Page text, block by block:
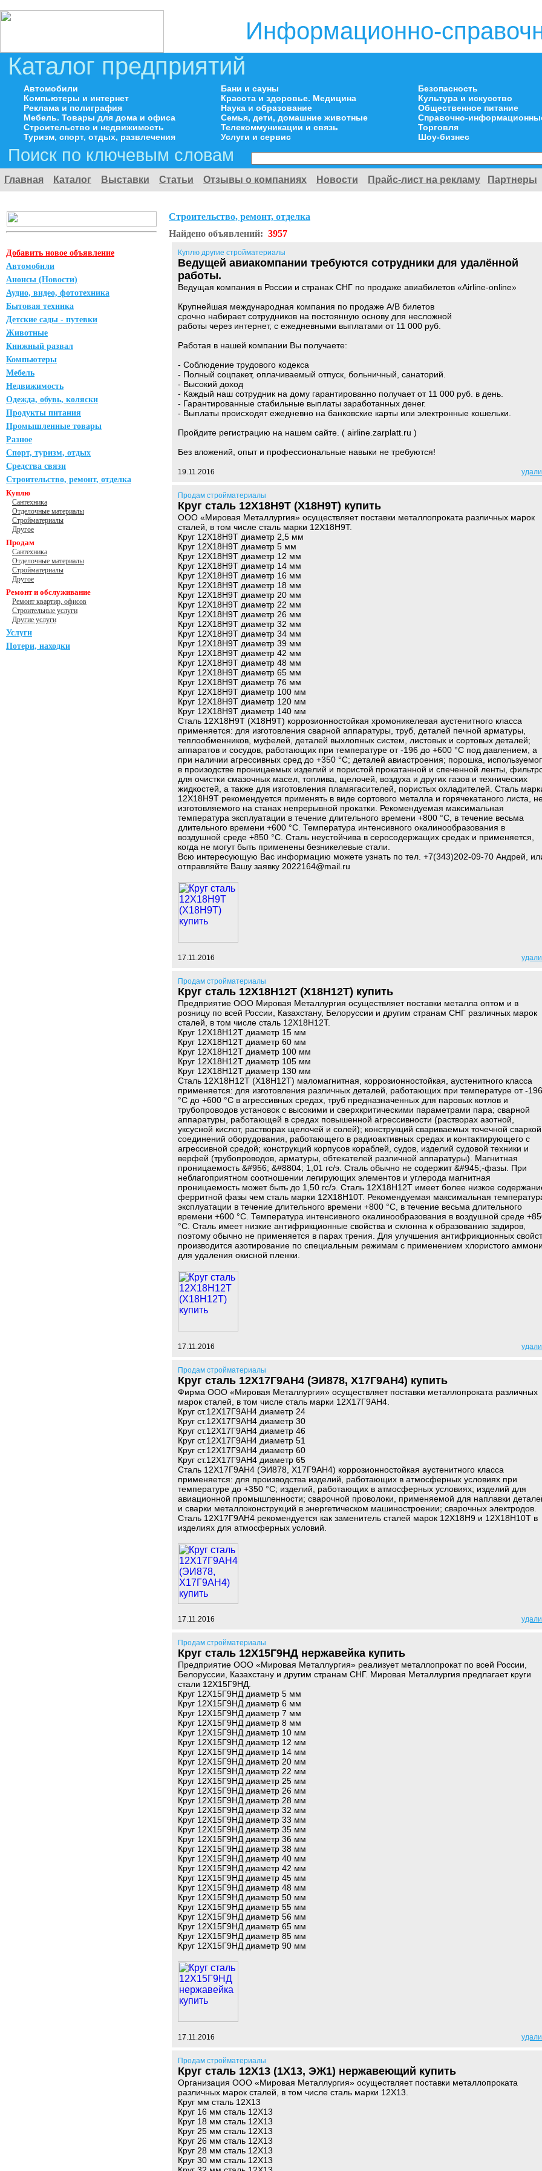
Информационно-
Каталог предприятий
Автомобили
Компьютеры и интернет
Реклама и полиграфия
Мебель. Товары для дома и офиса
Строительство и недвижимость
Туризм, спорт, отдых, развлечения
Бани и сауны
Красота и здоровье. Медицина
Наука и образование
Семья, дети, домашние животные
Телекоммуникации и связь
Услуги и сервис
Безопасность
Культура и искусство
Общественное питание
Справочно-
Торговля
Шоу-бизнес
Поиск по ключевым словам
Главная Каталог Выставки Статьи Отзывы о компаниях Новости Прайс-лист на рекламу Партнеры
Добавить новое объявление
Автомобили
Анонсы (Новости)
Аудио, видео, фототехника
Бытовая техника
Детские сады - путевки
Животные
Книжный развал
Компьютеры
Мебель
Недвижимость
Одежда, обувь, коляски
Продукты питания
Промышленные товары
Разное
Спорт, туризм, отдых
Средства связи
Строительство, ремонт, отделка
Куплю
Сантехника
Отделочные материалы
Стройматериалы
Другое
Продам
Сантехника
Отделочные материалы
Стройматериалы
Другое
Ремонт и обслуживание
Ремонт квартир, офисов
Строительные услуги
Другие услуги
Услуги
Потери, находки
Строительство, ремонт, отделка
Найдено объявлений: 3957
Куплю другие стройматериалы
Ведущей авиакомпании требуются сотрудники для удалённой
работы.
Ведущая компания в России и странах СНГ по продаже авиабилетов «Airline-online»
Крупнейшая международная компания по продаже А/В билетов
срочно набирает сотрудников на постоянную основу для несложной
работы через интернет, с ежедневными выплатами от 11 000 руб.
Работая в нашей компании Вы получаете:
- Соблюдение трудового кодекса
- Полный соцпакет, оплачиваемый отпуск, больничный, санаторий.
- Высокий доход
- Каждый наш сотрудник на дому гарантированно получает от 11 000 руб. в день.
- Гарантированные стабильные выплаты заработанных денег.
- Выплаты происходят ежедневно на банковские карты или электронные кошельки.
Пройдите регистрацию на нашем сайте. ( airline.zarplatt.ru )
Без вложений, опыт и профессиональные навыки не требуются!
19.11.2016
Продам стройматериалы
Круг сталь 12Х18Н9Т (Х18Н9Т) купить
ООО «Мировая Металлургия» осуществляет поставки металлопроката различных марок
сталей, в том числе сталь марки 12Х18Н9Т.
Круг 12Х18Н9Т диаметр 2,5 мм
Круг 12Х18Н9Т диаметр 5 мм
Круг 12Х18Н9Т диаметр 12 мм
Круг 12Х18Н9Т диаметр 14 мм
Круг 12Х18Н9Т диаметр 16 мм
Круг 12Х18Н9Т диаметр 18 мм
Круг 12Х18Н9Т диаметр 20 мм
Круг 12Х18Н9Т диаметр 22 мм
Круг 12Х18Н9Т диаметр 26 мм
Круг 12Х18Н9Т диаметр 32 мм
Круг 12Х18Н9Т диаметр 34 мм
Круг 12Х18Н9Т диаметр 39 мм
Круг 12Х18Н9Т диаметр 42 мм
Круг 12Х18Н9Т диаметр 48 мм
Круг 12Х18Н9Т диаметр 65 мм
Круг 12Х18Н9Т диаметр 76 мм
Круг 12Х18Н9Т диаметр 100 мм
Круг 12Х18Н9Т диаметр 120 мм
Круг 12Х18Н9Т диаметр 140 мм
Сталь 12Х18Н9Т (Х18Н9Т) коррозионностойкая хромоникелевая аустенитного класса
применяется: для изготовления сварной аппаратуры, труб, деталей печной арматуры,
теплообменников, муфелей, деталей выхлопных систем, листовых и сортовых деталей;
аппаратов и сосудов, работающих при температуре от -196 до +600 °С под давлением, а
при наличии агрессивных сред до +350 °С; деталей авиастроения; порошка,
в произодстве проницаемых изделий и пористой прокатанной и спеченной ленты,
для очистки смазочных масел, топлива, щелочей, воздуха и других газов и технических
жидкостей, а также для изготовления пламягасителей, пористых охладителей. Сталь
12Х18Н9Т рекомендуется применять в виде сортового металла и горячекатаного листа,
изготовляемого на станах непрерывной прокатки. Рекомендуемая максимальная
температура эксплуатации в течение длительного времени +800 °C, в течение весьма
длительного времени +600 °C. Температура интенсивного окалинообразования в
воздушной среде +850 °C. Сталь неустойчива в серосодержащих средах и применяется,
когда не могут быть применены безникелевые стали.
Всю интересующую Вас информацию можете узнать по тел. +7(343)202-09-70 Андрей,
отправляйте Вашу заявку 2022164@mail.ru
17.11.2016
Продам стройматериалы
Круг сталь 12Х18Н12Т (Х18Н12Т) купить
Предприятие ООО Мировая Металлургия осуществляет поставки металла оптом и в
розницу по всей России, Казахстану, Белоруссии и другим странам СНГ различных марок
сталей, в том числе сталь 12Х18Н12Т.
Круг 12Х18Н12Т диаметр 15 мм
Круг 12Х18Н12Т диаметр 60 мм
Круг 12Х18Н12Т диаметр 100 мм
Круг 12Х18Н12Т диаметр 105 мм
Круг 12Х18Н12Т диаметр 130 мм
Сталь 12Х18Н12Т (Х18Н12Т) маломагнитная, коррозионностойкая, аустенитного класса
применяется: для изготовления различных деталей, работающих при температуре от -196
°C до +600 °С в агрессивных средах, труб предназначенных для паровых котлов и
трубопроводов установок с высокими и сверхкритическими параметрами пара; сварной
аппаратуры, работающей в средах повышенной агрессивности (растворах азотной,
уксусной кислот, растворах щелочей и солей); конструкций свариваемых точечной
соединений оборудования, работающего в радиоактивных средах и контактирующего с
агрессивной средой; конструкций корпусов кораблей, судов, изделий судовой техники и
верфей (трубопроводов, арматуры, обтекателей различной аппаратуры). Магнитная
проницаемость &#956; &#8804; 1,01 гс/э. Сталь обычно не содержит &#945;-фазы. При
неблагоприятном соотношении легирующих элементов и углерода магнитная
проницаемость может быть до 1,50 гс/э. Сталь 12Х18Н12Т имеет более низкое
ферритной фазы чем сталь марки 12Х18Н10Т. Рекомендуемая максимальная
эксплуатации в течение длительного времени +800 °C, в течение весьма длительного
времени +600 °C. Температура интенсивного окалинообразования в воздушной среде
°C. Сталь имеет низкие антифрикционные свойства и склонна к образованию задиров,
поэтому обычно не применяется в парах трения. Для улучшения антифрикционных
производится азотирование по специальным режимам с применением хлористого
для удаления окисной пленки.
17.11.2016
Продам стройматериалы
Круг сталь 12Х17Г9АН4 (ЭИ878, Х17Г9АН4) купить
Фирма ООО «Мировая Металлургия» осуществляет поставки металлопроката различных
марок сталей, в том числе сталь марки 12Х17Г9АН4.
Круг ст.12Х17Г9АН4 диаметр 24
Круг ст.12Х17Г9АН4 диаметр 30
Круг ст.12Х17Г9АН4 диаметр 46
Круг ст.12Х17Г9АН4 диаметр 51
Круг ст.12Х17Г9АН4 диаметр 60
Круг ст.12Х17Г9АН4 диаметр 65
Сталь 12Х17Г9АН4 (ЭИ878, Х17Г9АН4) коррозионностойкая аустенитного класса
применяется: для производства изделий, работающих в атмосферных условиях при
температуре до +350 °С; изделий, работающих в атмосферных условиях; изделий для
авиационной промышленности; сварочной проволоки, применяемой для наплавки
и сварки металлоконструкций в энергетическом машиностроении; сварочных электродов.
Сталь 12Х17Г9АН4 рекомендуется как заменитель сталей марок 12Х18Н9 и 12Х18Н10Т в
изделиях для атмосферных условий.
17.11.2016
Продам стройматериалы
Круг сталь 12Х15Г9НД нержавейка купить
Предприятие ООО «Мировая Металлургия» реализует металлопрокат по всей России,
Белоруссии, Казахстану и другим странам СНГ. Мировая Металлургия предлагает круги
стали 12Х15Г9НД.
Круг 12Х15Г9НД диаметр 5 мм
Круг 12Х15Г9НД диаметр 6 мм
Круг 12Х15Г9НД диаметр 7 мм
Круг 12Х15Г9НД диаметр 8 мм
Круг 12Х15Г9НД диаметр 10 мм
Круг 12Х15Г9НД диаметр 12 мм
Круг 12Х15Г9НД диаметр 14 мм
Круг 12Х15Г9НД диаметр 20 мм
Круг 12Х15Г9НД диаметр 22 мм
Круг 12Х15Г9НД диаметр 25 мм
Круг 12Х15Г9НД диаметр 26 мм
Круг 12Х15Г9НД диаметр 28 мм
Круг 12Х15Г9НД диаметр 32 мм
Круг 12Х15Г9НД диаметр 33 мм
Круг 12Х15Г9НД диаметр 35 мм
Круг 12Х15Г9НД диаметр 36 мм
Круг 12Х15Г9НД диаметр 38 мм
Круг 12Х15Г9НД диаметр 40 мм
Круг 12Х15Г9НД диаметр 42 мм
Круг 12Х15Г9НД диаметр 45 мм
Круг 12Х15Г9НД диаметр 48 мм
Круг 12Х15Г9НД диаметр 50 мм
Круг 12Х15Г9НД диаметр 55 мм
Круг 12Х15Г9НД диаметр 56 мм
Круг 12Х15Г9НД диаметр 65 мм
Круг 12Х15Г9НД диаметр 85 мм
Круг 12Х15Г9НД диаметр 90 мм
17.11.2016
Продам стройматериалы
Круг сталь 12Х13 (1Х13, ЭЖ1) нержавеющий купить
Организация ООО «Мировая Металлургия» осуществляет поставки металлопроката
различных марок сталей, в том числе сталь марки 12Х13.
Круг мм сталь 12Х13
Круг 16 мм сталь 12Х13
Круг 18 мм сталь 12Х13
Круг 25 мм сталь 12Х13
Круг 26 мм сталь 12Х13
Круг 28 мм сталь 12Х13
Круг 30 мм сталь 12Х13